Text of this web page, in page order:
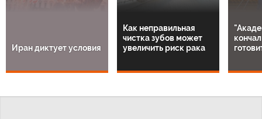
Иран диктует условия
Как неправильная
чистка зубов может
увеличить риск рака